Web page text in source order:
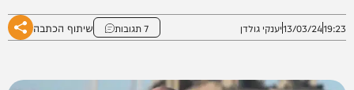
19:23
13/03/24יענקי גולדן 7 תגובות שיתוף הכתבה